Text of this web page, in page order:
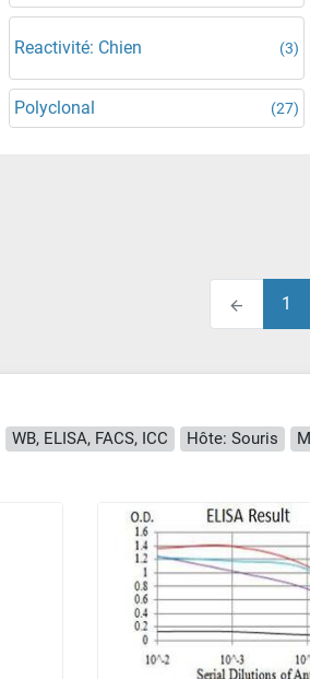
Reactivité: Chien (3)
Polyclonal (27)
1
WB, ELISA, FACS, ICC Hôte: Souris